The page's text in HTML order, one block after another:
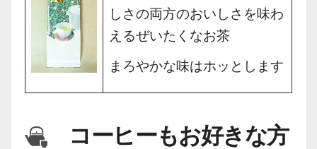
しさの両方のおいしさを味わ
えるぜいたくなお茶
まろやかな味はホッとします
コーヒーもお好きな方